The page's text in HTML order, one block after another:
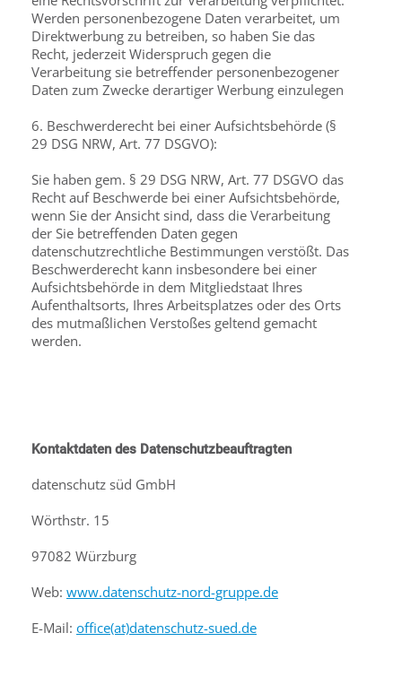
Werden personenbezogene Daten verarbeitet, um
Direktwerbung zu betreiben, so haben Sie das
Recht, jederzeit Widerspruch gegen die
Verarbeitung sie betreffender personenbezogener
Daten zum Zwecke derartiger Werbung einzulegen
6. Beschwerderecht bei einer Aufsichtsbehörde (§
29 DSG NRW, Art. 77 DSGVO):
Sie haben gem. § 29 DSG NRW, Art. 77 DSGVO das
Recht auf Beschwerde bei einer Aufsichtsbehörde,
wenn Sie der Ansicht sind, dass die Verarbeitung
der Sie betreffenden Daten gegen
datenschutzrechtliche Bestimmungen verstößt. Das
Beschwerderecht kann insbesondere bei einer
Aufsichtsbehörde in dem Mitgliedstaat Ihres
Aufenthaltsorts, Ihres Arbeitsplatzes oder des Orts
des mutmaßlichen Verstoßes geltend gemacht
werden.
Kontaktdaten des Datenschutzbeauftragten
datenschutz süd GmbH
Wörthstr. 15
97082 Würzburg
Web: www.datenschutz-nord-gruppe.de
E-Mail: office(at)datenschutz-sued.de